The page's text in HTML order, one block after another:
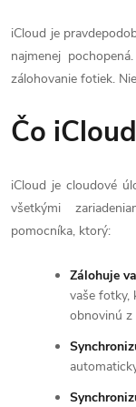
iCloud je
najmenej
zálohovanie fotiek.
Čo
iCloud je cloudové
všetkými
pomocníka, ktorý:
Zálohuje
vaše fotky,
obnovinú z